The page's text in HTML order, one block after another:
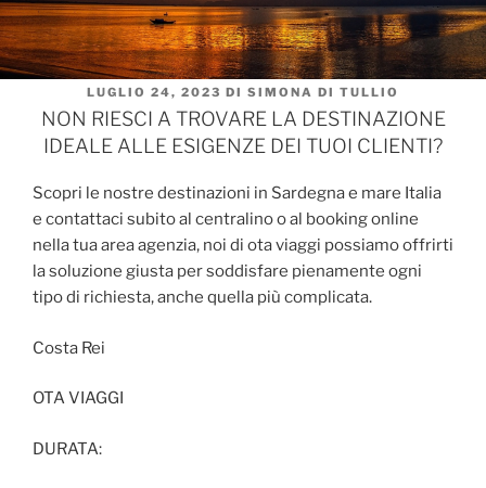
PUBBLICATO
IL
LUGLIO 24, 2023 DI SIMONA DI TULLIO
NON RIESCI A TROVARE LA DESTINAZIONE
IDEALE ALLE ESIGENZE DEI TUOI CLIENTI?
Scopri le nostre destinazioni in Sardegna e mare Italia
e contattaci subito al centralino o al booking online
nella tua area agenzia, noi di ota viaggi possiamo offrirti
la soluzione giusta per soddisfare pienamente ogni
tipo di richiesta, anche quella più complicata.
Costa Rei
OTA VIAGGI
DURATA: